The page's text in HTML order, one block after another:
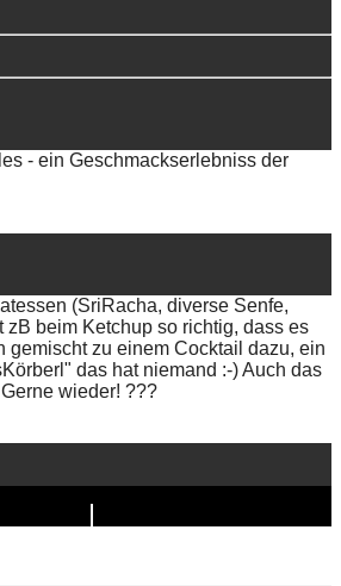
- ein Geschmackserlebniss der
(SriRacha, diverse Senfe,
beim Ketchup so richtig, dass es
zu einem Cocktail dazu, ein
das hat niemand :-) Auch das
wieder! ???